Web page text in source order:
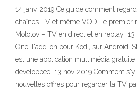
14 janv. 2019 Ce guide comment
chaînes TV et même VOD Le premier
Molotov – TV en direct et en replay
One, l'add-on pour Kodi, sur Android.
est une application multimédia gratuite
développée 13 nov. 2019 Comment
nouvelles offres pour regarder la TV